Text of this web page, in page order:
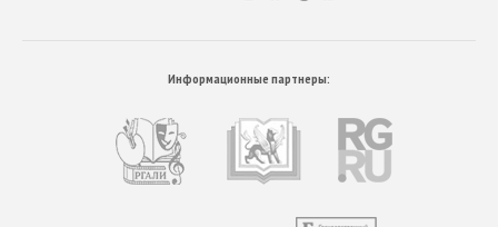
Информационные партнеры: